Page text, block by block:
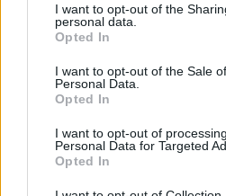
not limited to your visit or usage
grant or deny consent to Google
use your data for below specified
consent section.
I want to opt-out of the
personal data.
Opted In
I want to opt-out of the Sale
Personal Data.
Opted In
I want to opt-out of
Personal Data for Targeted
Opted In